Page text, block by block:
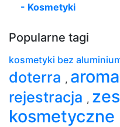
- Kosmetyki
Popularne tagi
kosmetyki bez
doterra ,
rejestracja ,